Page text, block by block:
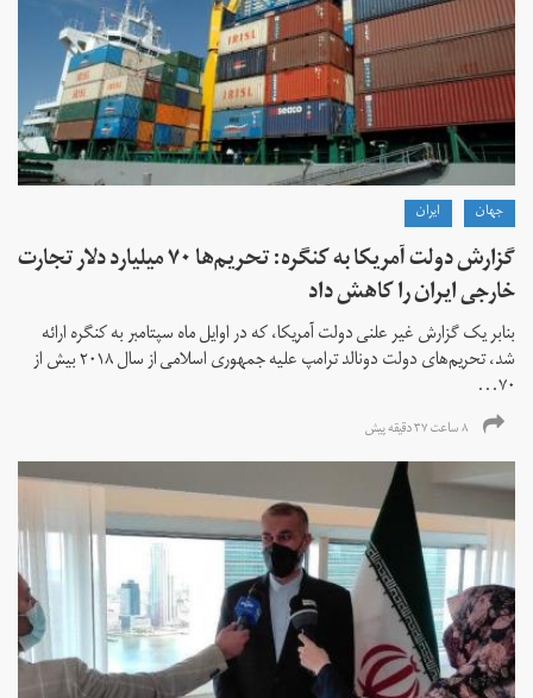
جهان ايران
گزارش دولت آمریکا به کنگره: تحریم‌ها ۷۰ میلیارد دلار تجارت
خارجی ایران را کاهش داد
بنابر یک گزارش غیر علنی دولت آمریکا، که در اوایل ماه سپتامبر به کنگره ارائه
شد، تحریم‌های دولت دونالد ترامپ علیه جمهوری اسلامی از سال ۲۰۱۸ بیش از
۷۰...
۸ ساعت ۳۷ دقیقه پیش